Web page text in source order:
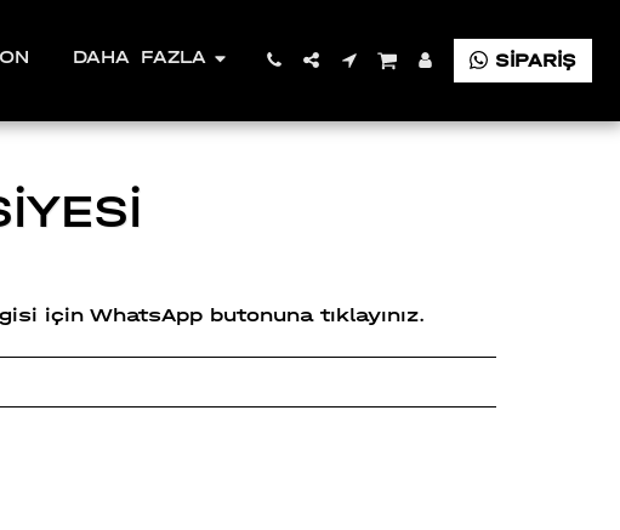
DAHA FAZLA SİPARİŞ
için WhatsApp butonuna tıklayınız.